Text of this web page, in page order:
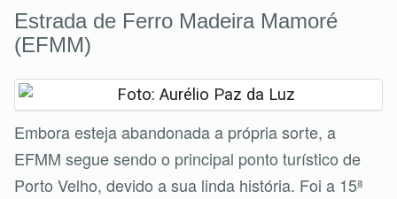
Estrada de Ferro Madeira Mamoré
(EFMM)
Embora esteja abandonada a própria sorte, a
EFMM segue sendo o principal ponto turístico de
Porto Velho, devido a sua linda história. Foi a 15ª